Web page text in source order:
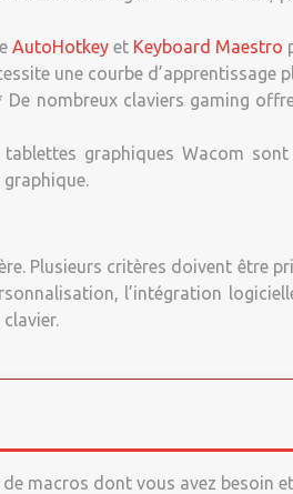
AutoHotkeyet Keyboard Maestro
une courbe d’apprentissage
nombreux claviers gaming
graphiques Wacom
Plusieurs critères doivent
l’intégration
macros dont vous avez besoin